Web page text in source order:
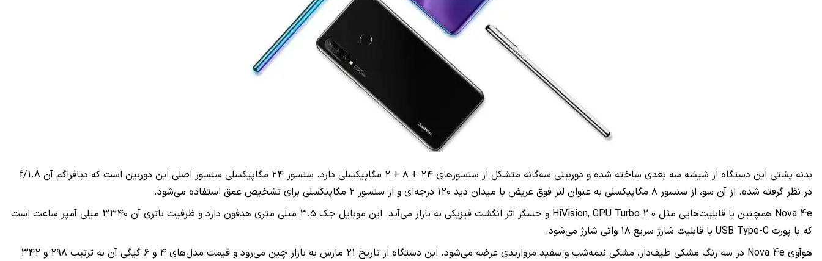
بدنه پشتی این دستگاه از شیشه سه بعدی ساخته شده و دوربینی سه‌گانه متشکل از سنسورهای ۲۴ + ۸ + ۲ مگاپیکسلی دارد. سنسور ۲۴ مگاپیکسلی سنسور اصلی این دوربین است که دیافراگم آن f/1.8
در نظر گرفته شده. از آن سو، از سنسور ۸ مگاپیکسلی به عنوان لنز فوق عریض با میدان دید ۱۲۰ درجه‌ای و از سنسور ۲ مگاپیکسلی برای تشخیص عمق استفاده می‌شود.
Nova 4e همچنین با قابلیت‌هایی مثل HiVision, GPU Turbo 2.0 و حسگر اثر انگشت فیزیکی به بازار می‌آید. این موبایل جک ۳.۵ میلی متری هدفون دارد و ظرفیت باتری آن ۳۳۴۰ میلی آمپر ساعت است
که با پورت USB Type-C با قابلیت شارژ سریع ۱۸ واتی شارژ می‌شود.
هوآوی Nova 4e در سه رنگ مشکی طیف‌دار، مشکی نیمه‌شب و سفید مرواریدی عرضه می‌شود. این دستگاه از تاریخ ۲۱ مارس به بازار چین می‌رود و قیمت مدل‌های ۴ و ۶ گیگی آن به ترتیب ۲۹۸ و ۳۴۲